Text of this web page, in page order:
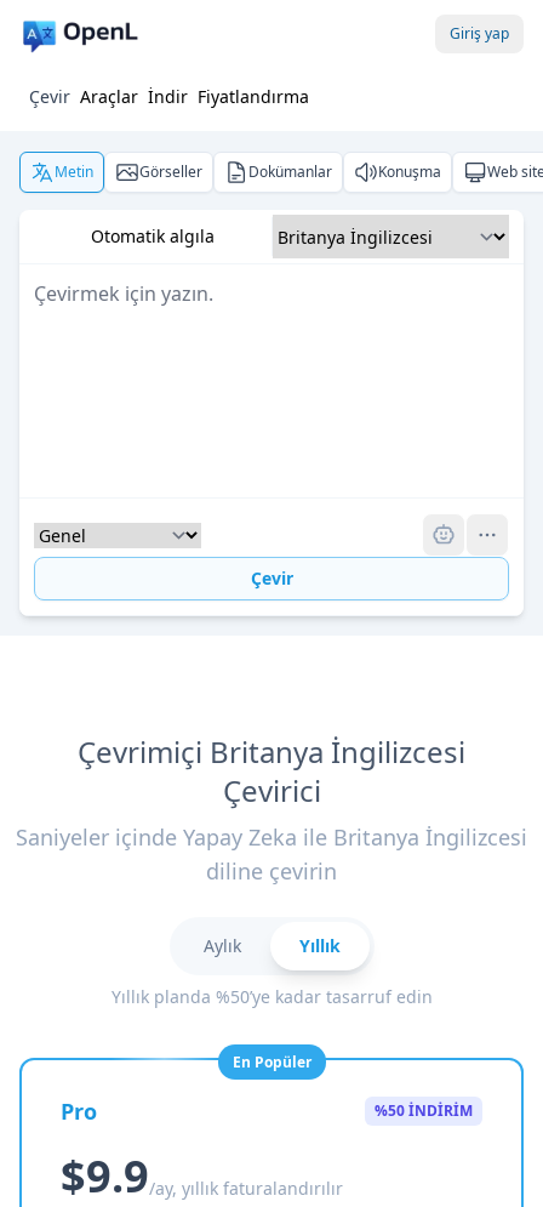
Giriş yap
Çevir Araçlar İndir Fiyatlandırma
Metin Görseller Dokümanlar Konuşma Web
Otomatik algıla
Çevir
Çevrimiçi Britanya İngilizcesi
Çevirici
Saniyeler içinde Yapay Zeka ile Britanya İngilizcesi
diline çevirin
Aylık Yıllık
Yıllık planda %50’ye kadar tasarruf edin
En Popüler
Pro %50 İNDİRİM
$9.9/ay, yıllık faturalandırılır